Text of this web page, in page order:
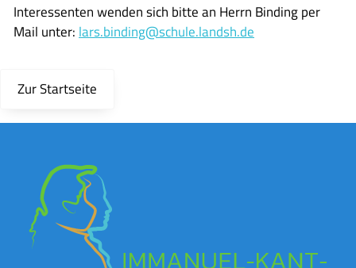
Interessenten wenden sich bitte an Herrn Binding per
Mail unter: lars.binding@schule.landsh.de
Zur Startseite